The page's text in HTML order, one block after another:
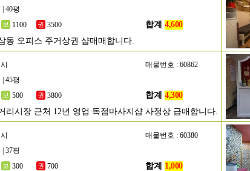
| 40평
1100 3500 합계 4,600
동 오피스 주거상권 샵매매합니다.
매물번호 : 60862
| 45평
500 3800 합계 4,300
리시장 근처 12년 영업 독점마사지샵 사정상 급매합니다.
매물번호 : 60380
| 37평
300 700 합계 1,000